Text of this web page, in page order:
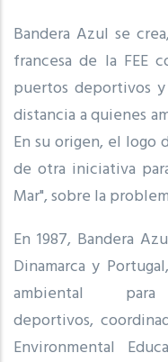
Bandera Azul se
francesa de la FEE
puertos deportivos
distancia a quienes
En su origen, el logo
de otra iniciativa
Mar", sobre la
En 1987, Bandera
Dinamarca y
ambiental
deportivos,
Environmental